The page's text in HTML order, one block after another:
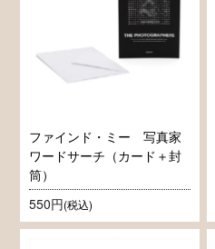
ファインド・ミー 写真家
ワードサーチ（カード＋封
筒）
550円(税込)